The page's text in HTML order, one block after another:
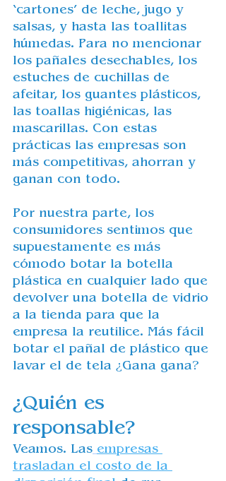
‘cartones’ de leche, jugo y
salsas, y hasta las toallitas
húmedas. Para no mencionar
los pañales desechables, los
estuches de cuchillas de
afeitar, los guantes plásticos,
las toallas higiénicas, las
mascarillas. Con estas
prácticas las empresas son
más competitivas, ahorran y
ganan con todo.
Por nuestra parte, los
consumidores sentimos que
supuestamente es más
cómodo botar la botella
plástica en cualquier lado que
devolver una botella de vidrio
a la tienda para que la
empresa la reutilice. Más fácil
botar el pañal de plástico que
lavar el de tela ¿Gana gana?
¿Quién es
responsable?
Veamos. Las empresas
trasladan el costo de la